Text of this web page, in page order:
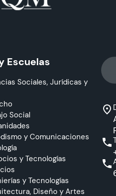
Escuelas
Sociales, Jurídicas y
Social
y Comunicaciones
y Tecnologías
y Tecnologías
Diseño y Artes